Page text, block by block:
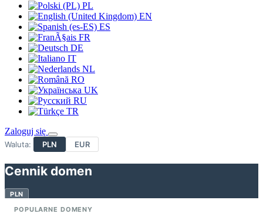
PL
EN
ES
FR
DE
IT
NL
RO
UK
RU
TR
Zaloguj się
Waluta: PLN EUR
Cennik domen
PLN
POPULARNE DOMENY